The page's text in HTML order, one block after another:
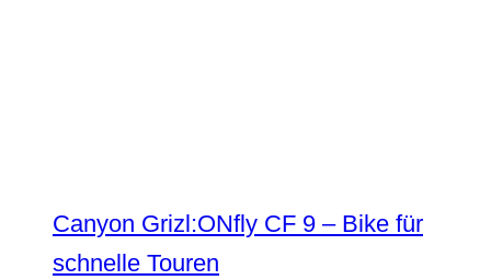
Canyon Grizl:ONfly CF 9 – Bike für
schnelle Touren